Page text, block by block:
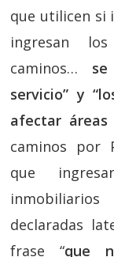
que utilicen si
ingresan
caminos… se
servicio” y
afectar áreas
caminos por
que
declaradas
frase “que